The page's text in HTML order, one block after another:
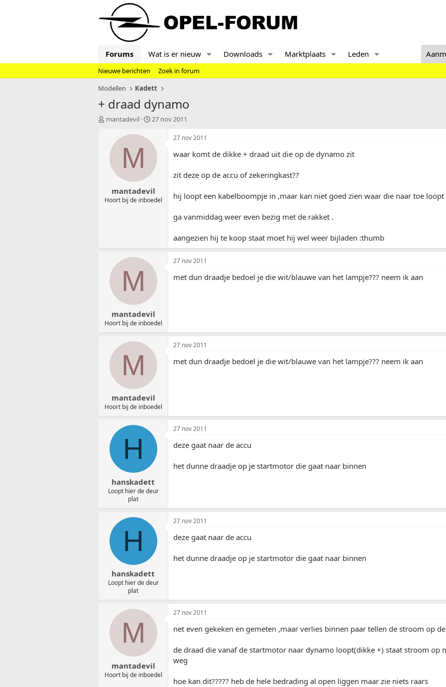
Forums Wat is er nieuw Downloads Marktplaats Leden
Nieuwe berichten
Zoek in forum
Modellen
Kadett
+ draad dynamo
T
t
mantadevil
S
r
a
u
m
27 nov 2011
M
mantadevil
Hoort bij de inboedel
27 nov 2011
waar komt de dikke + draad uit die op de dynamo zit
zit deze op de accu of zekeringkast??
hij loopt een kabelboompje in ,maar kan niet goed zien waar die naar toe loopt
ga vanmiddag weer even bezig met de rakket .
aangezien hij te koop staat moet hij wel weer bijladen :thumb
M
mantadevil
Hoort bij de inboedel
27 nov 2011
met dun draadje bedoel je die wit/blauwe van het lampje??? neem ik aan
M
mantadevil
Hoort bij de inboedel
27 nov 2011
met dun draadje bedoel je die wit/blauwe van het lampje??? neem ik aan
H
hanskadett
Loopt hier de deur
plat
27 nov 2011
deze gaat naar de accu
het dunne draadje op je startmotor die gaat naar binnen
H
hanskadett
Loopt hier de deur
plat
27 nov 2011
deze gaat naar de accu
het dunne draadje op je startmotor die gaat naar binnen
M
mantadevil
Hoort bij de inboedel
27 nov 2011
net even gekeken en gemeten ,maar verlies binnen paar tellen de stroom op
de draad die vanaf de startmotor naar dynamo loopt(dikke +) staat stroom op
weg
hoe kan dit????? heb de hele bedrading al open liggen maar zie niets raars